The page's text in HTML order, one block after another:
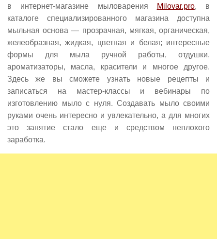
в интернет-магазине мыловарения
Milovar.pro, в
каталоге специализированного магазина доступна
мыльная основа — прозрачная, мягкая, органическая,
желеобразная, жидкая, цветная и белая; интересные
формы для мыла ручной работы, отдушки,
ароматизаторы, масла, красители и многое другое.
Здесь же вы сможете узнать новые рецепты и
записаться на мастер-классы и вебинары по
изготовлению мыло с нуля. Создавать мыло своими
руками очень интересно и увлекательно, а для многих
это занятие стало еще и средством неплохого
заработка.